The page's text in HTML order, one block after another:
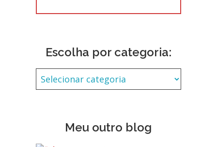
Escolha por categoria:
Meu outro blog